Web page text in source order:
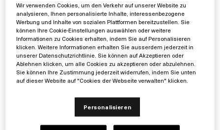
Wir verwenden Cookies, um den Verkehr auf unserer Website zu
analysieren, Ihnen personalisierte Inhalte, interessenbezogene
Werbung und Inhalte von sozialen Plattformen bereitzustellen. Sie
können Ihre Cookie-Einstellungen auswählen oder weitere
Informationen zu Cookies erhalten, indem Sie auf Personalisieren
klicken. Weitere Informationen erhalten Sie ausserdem jederzeit in
unserer Datenschutzrichtlinie. Sie können auf Akzeptieren oder
Ablehnen klicken, um alle Cookies zu akzeptieren oder abzulehnen.
Sie können Ihre Zustimmung jederzeit widerrufen, indem Sie unten
auf dieser Website auf "Cookies der Webseite verwalten" klicken.
Personalisieren